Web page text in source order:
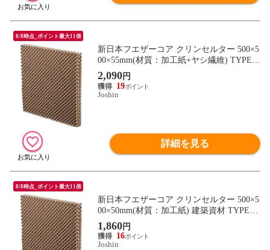
8/8時点_ポイント最大11倍
新日本フエザーコア クリンセルター 500×5
00×55mm(材質：加工紙+ヤシ繊維) TYPE-R
F25 【返品種別B】
2,090円
19
Joshin
詳細を見る
8/8時点_ポイント最大11倍
新日本フエザーコア クリンセルター 500×5
00×50mm(材質：加工紙) 建築資材 TYPE-N
【返品種別B】
1,860円
16
Joshin